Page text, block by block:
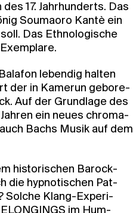
17. Jahr­hun­derts. Das
Sou­mao­ro Kan­tè ein
Das Eth­no­lo­gi­sche
leben­dig hal­ten
der in Kame­run gebo­re­
Auf der Grund­la­ge des
ein neu­es chro­ma­
Bachs Musik auf dem
his­to­ri­schen Barock­
die hyp­no­ti­schen Pat­
Sol­che Klang-Expe­ri­
im Hum­